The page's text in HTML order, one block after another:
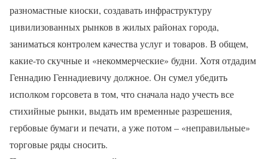
разномастные киоски, создавать инфраструктуру
цивилизованных рынков в жилых районах города,
заниматься контролем качества услуг и товаров. В общем,
какие-то скучные и «некоммерческие» будни. Хотя отдадим
Геннадию Геннадиевичу должное. Он сумел убедить
исполком горсовета в том, что сначала надо учесть все
стихийные рынки, выдать им временные разрешения,
гербовые бумаги и печати, а уже потом – «неправильные»
торговые ряды сносить.